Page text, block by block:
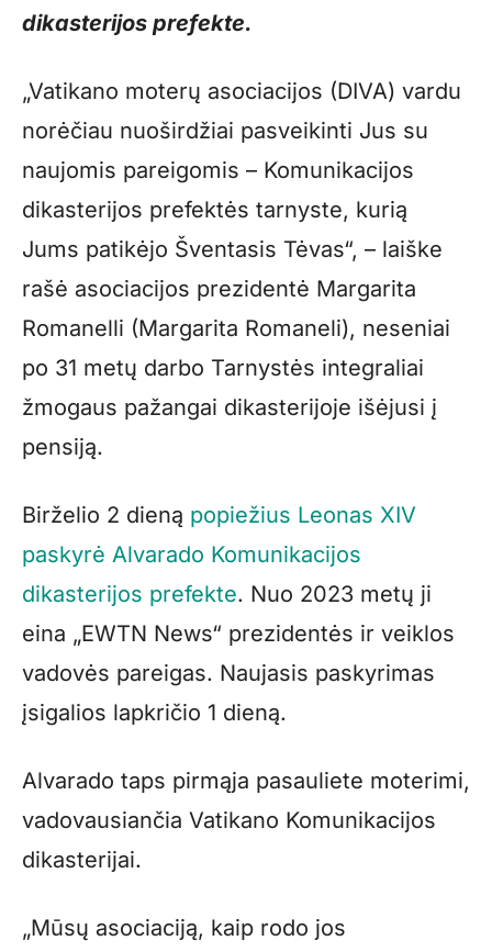
dikasterijos prefekte.
„Vatikano moterų asociacijos (DIVA) vardu
norėčiau nuoširdžiai pasveikinti Jus su
naujomis pareigomis – Komunikacijos
dikasterijos prefektės tarnyste, kurią
Jums patikėjo Šventasis Tėvas“, – laiške
rašė asociacijos prezidentė Margarita
Romanelli (Margarita Romaneli), neseniai
po 31 metų darbo Tarnystės integraliai
žmogaus pažangai dikasterijoje išėjusi į
pensiją.
Birželio 2 dieną popiežius Leonas XIV
paskyrė Alvarado Komunikacijos
dikasterijos prefekte. Nuo 2023 metų ji
eina „EWTN News“ prezidentės ir veiklos
vadovės pareigas. Naujasis paskyrimas
įsigalios lapkričio 1 dieną.
Alvarado taps pirmąja pasauliete moterimi,
vadovausiančia Vatikano Komunikacijos
dikasterijai.
„Mūsų asociaciją, kaip rodo jos